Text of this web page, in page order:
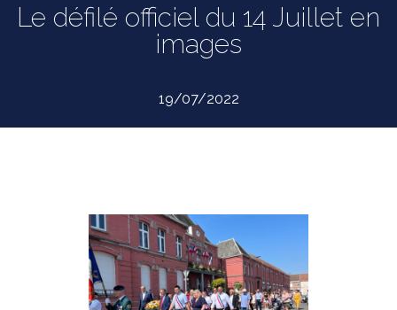
Le défilé officiel du 14 Juillet en
images
19/07/2022